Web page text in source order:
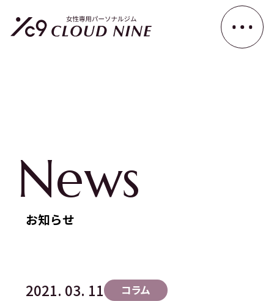
News
お知らせ
2021. 03. 11 コラム